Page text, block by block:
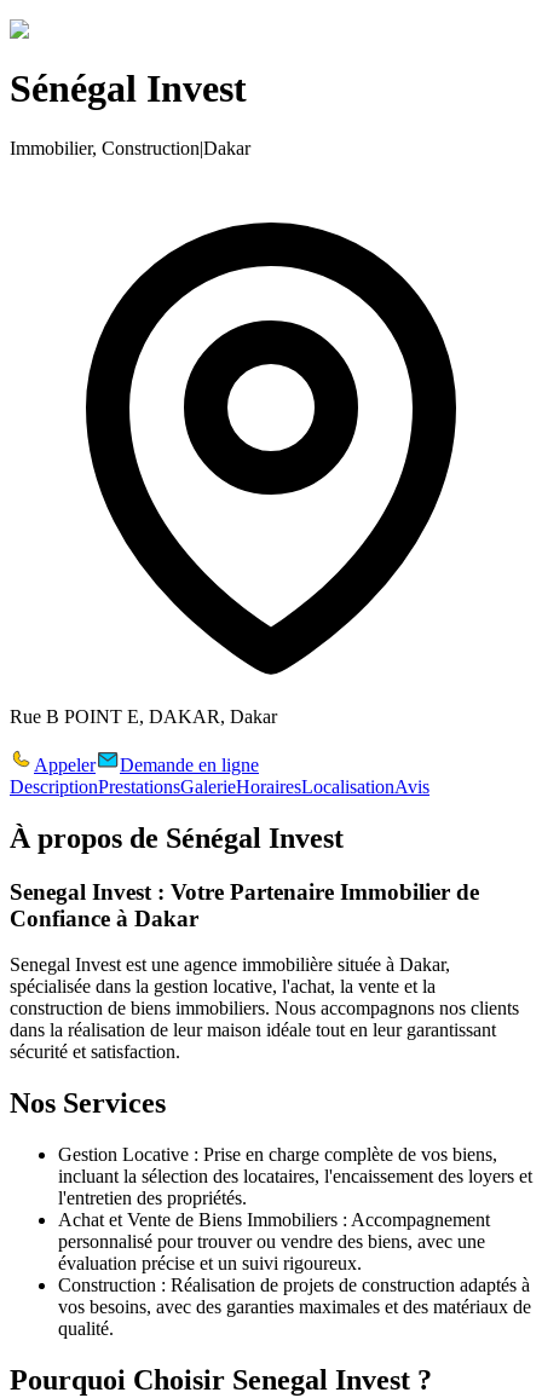
Sénégal Invest
Immobilier, Construction|Dakar
Rue B POINT E, DAKAR, Dakar
Appeler
Demande en ligne
DescriptionPrestationsGalerieHorairesLocalisationAvis
À propos de Sénégal Invest
Senegal Invest : Votre Partenaire Immobilier de
Confiance à Dakar
Senegal Investest une agence immobilière située à Dakar,
spécialisée dans la gestion locative, l'achat, la vente et la
construction de biens immobiliers. Nous accompagnons nos clients
dans la réalisation de leur maison idéale tout en leur garantissant
sécurité et satisfaction.
Nos Services
Gestion Locative : Prise en charge complète de vos biens,
incluant la sélection des locataires, l'encaissement des loyers et
l'entretien des propriétés.
Achat et Vente de Biens Immobiliers : Accompagnement
personnalisé pour trouver ou vendre des biens, avec une
évaluation précise et un suivi rigoureux.
Construction : Réalisation de projets de construction adaptés à
vos besoins, avec des garanties maximales et des matériaux de
qualité.
Pourquoi Choisir Senegal Invest ?